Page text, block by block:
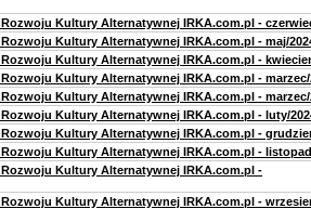
Kultury Alternatywnej IRKA.com.pl -
Kultury Alternatywnej IRKA.com.pl - maj/
Kultury Alternatywnej IRKA.com.pl -
Kultury Alternatywnej IRKA.com.pl - marzec/
Kultury Alternatywnej IRKA.com.pl - marzec/
Kultury Alternatywnej IRKA.com.pl - luty/
Kultury Alternatywnej IRKA.com.pl -
Kultury Alternatywnej IRKA.com.pl -
Kultury Alternatywnej IRKA.com.pl -
Kultury Alternatywnej IRKA.com.pl -